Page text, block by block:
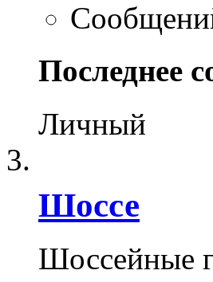
Последнее
Личный
Шоссе
Шоссейные